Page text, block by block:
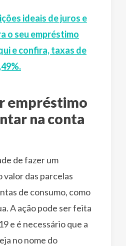
ideais de juros e
o seu empréstimo
e confira, taxas de
empréstimo
na conta
de fazer um
das parcelas
de consumo, como
A ação pode ser feita
e é necessário que a
no nome do